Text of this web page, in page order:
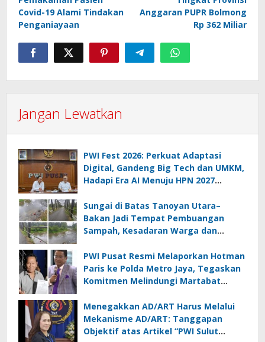
Covid-19 Alami Tindakan
Penganiayaan
Anggaran PUPR Bolmong
Rp 362 Miliar
Jangan Lewatkan
PWI Fest 2026: Perkuat Adaptasi
Digital, Gandeng Big Tech dan UMKM,
Hadapi Era AI Menuju HPN 2027
Sungai di Batas Tanoyan Utara–
Bakan Jadi Tempat Pembuangan
Sampah, Kesadaran Warga dan
PWI Pusat Resmi Melaporkan Hotman
Paris ke Polda Metro Jaya, Tegaskan
Komitmen Melindungi Martabat
Menegakkan AD/ART Harus Melalui
Mekanisme AD/ART: Tanggapan
Objektif atas Artikel “PWI Sulut